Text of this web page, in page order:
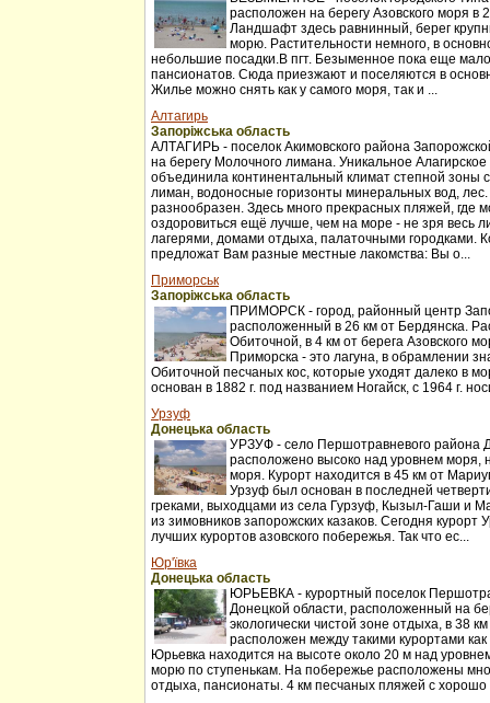
расположен на берегу Азовского моря в
Ландшафт здесь равнинный, берег
морю. Растительности немного, в
небольшие посадки.В пгт. Безыменное пока еще
пансионатов. Сюда приезжают и поселяются в
Жилье можно снять как у самого моря, так и ...
Алтагирь
Запоріжська область
АЛТАГИРЬ - поселок Акимовского района
на берегу Молочного лимана. Уникальное
объединила континентальный климат степной зоны
лиман, водоносные горизонты минеральных вод,
разнообразен. Здесь много прекрасных пляжей, где
оздоровиться ещё лучше, чем на море - не зря весь
лагерями, домами отдыха, палаточными городками.
предложат Вам разные местные лакомства: Вы о...
Приморськ
Запоріжська область
ПРИМОРСК - город, районный центр
расположенный в 26 км от Бердянска.
Обиточной, в 4 км от берега Азовского
Приморска - это лагуна, в обрамлении
Обиточной песчаных кос, которые уходят далеко в
основан в 1882 г. под названием Ногайск, с 1964 г.
Урзуф
Донецька область
УРЗУФ - село Першотравневого района
расположено высоко над уровнем моря,
моря. Курорт находится в 45 км от
Урзуф был основан в последней
греками, выходцами из села Гурзуф, Кызыл-Гаши и
из зимовников запорожских казаков. Сегодня курорт
лучших курортов азовского побережья. Так что ес...
Юр'ївка
Донецька область
ЮРЬЕВКА - курортный поселок
Донецкой области, расположенный на
экологически чистой зоне отдыха, в 38
расположен между такими курортами
Юрьевка находится на высоте около 20 м над
морю по ступенькам. На побережье расположены
отдыха, пансионаты. 4 км песчаных пляжей с хорошо